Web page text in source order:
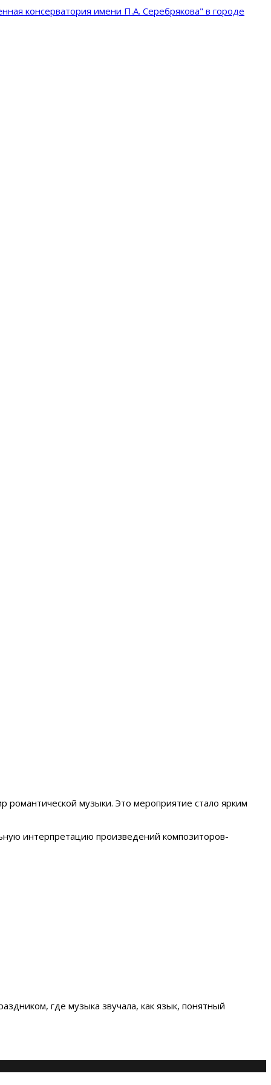
консерватория имени П.А. Серебрякова" в городе
романтической музыки. Это мероприятие стало ярким
интерпретацию произведений композиторов-
где музыка звучала, как язык, понятный